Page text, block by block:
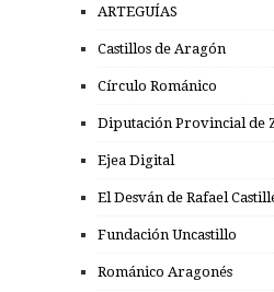
ARTEGUÍAS
Castillos de Aragón
Círculo Románico
Diputación Provincial de
Ejea Digital
El Desván de Rafael
Fundación Uncastillo
Románico Aragonés